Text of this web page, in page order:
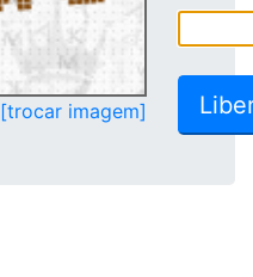
[trocar imagem]